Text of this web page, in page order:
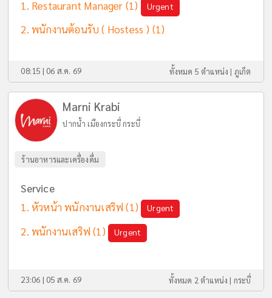
Restaurant Manager (1) Urgent
พนักงานต้อนรับ ( Hostess ) (1)
08:15 | 06 ส.ค. 69 ทั้งหมด 5 ตำแหน่ง | ภูเก็ต
Marni Krabi
ปากน้ำ เมืองกระบี่ กระบี่
ร้านอาหารและเครื่องดื่ม
Service
หัวหน้า พนักงานเสริฟ(1) Urgent
พนักงานเสริฟ(1) Urgent
23:06 | 05 ส.ค. 69 ทั้งหมด 2 ตำแหน่ง | กระบี่